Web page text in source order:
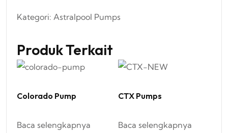
Kategori: Astralpool Pumps
Produk Terkait
Colorado Pump
Baca selengkapnya
CTX Pumps
Baca selengkapnya